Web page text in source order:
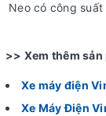
Neo có công
>> Xem thêm sản
Xe máy điện
Xe Máy Điện